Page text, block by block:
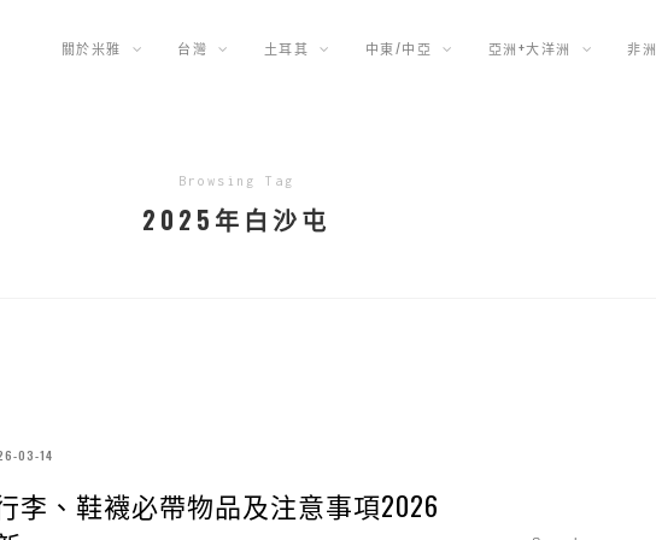
關於米雅 台灣 土耳其 中東/中亞 亞洲+大洋洲 非洲
Browsing Tag
2025年白沙屯
03-14
李、鞋襪必帶物品及注意事項2026